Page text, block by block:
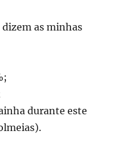
as minhas
durante este